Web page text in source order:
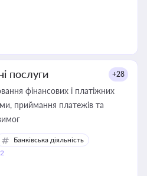
послуги +28
фінансових і платіжних
Банківська діяльність